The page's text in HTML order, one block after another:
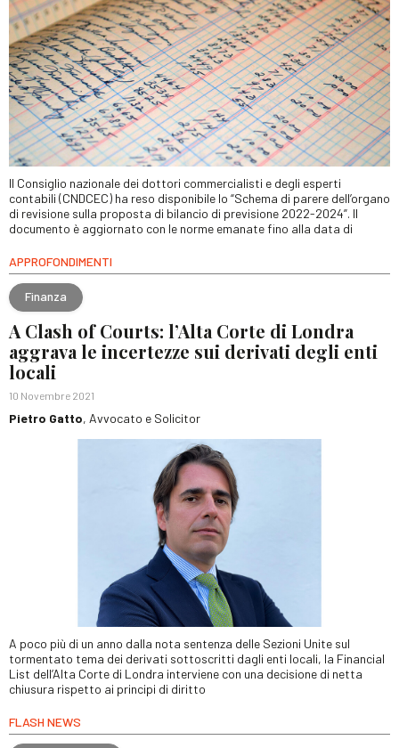
Il Consiglio nazionale dei dottori commercialisti e degli esperti
contabili (CNDCEC) ha reso disponibile lo “Schema di parere dell’organo
di revisione sulla proposta di bilancio di previsione 2022-2024”. Il
documento è aggiornato con le norme emanate fino alla data di
APPROFONDIMENTI
Finanza
A Clash of Courts: l’Alta Corte di Londra
aggrava le incertezze sui derivati degli enti
locali
10 Novembre 2021
Pietro Gatto, Avvocato e Solicitor
A poco più di un anno dalla nota sentenza delle Sezioni Unite sul
tormentato tema dei derivati sottoscritti dagli enti locali, la Financial
List dell’Alta Corte di Londra interviene con una decisione di netta
chiusura rispetto ai principi di diritto
FLASH NEWS